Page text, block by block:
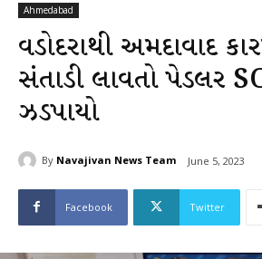
Ahmedabad
વડોદરાથી અમદાવાદ
સંતાડી લાવતો પેડલર
ઝડપાયો
By Navajivan News Team June 5, 2023
Facebook Twitter